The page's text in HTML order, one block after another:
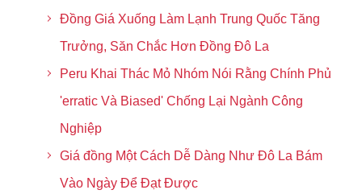
Đồng Giá Xuống Làm Lạnh Trung Quốc Tăng
Trưởng, Săn Chắc Hơn Đồng Đô La
Peru Khai Thác Mỏ Nhóm Nói Rằng Chính Phủ
'erratic Và Biased' Chống Lại Ngành Công
Nghiệp
Giá đồng Một Cách Dễ Dàng Như Đô La Bám
Vào Ngày Để Đạt Được